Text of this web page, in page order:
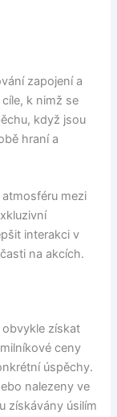
zapojení a
k nimž se
když jsou
hraní a
mezi
interakci v
na akcích.
získat
ceny
úspěchy.
nalezeny ve
získávány úsilím